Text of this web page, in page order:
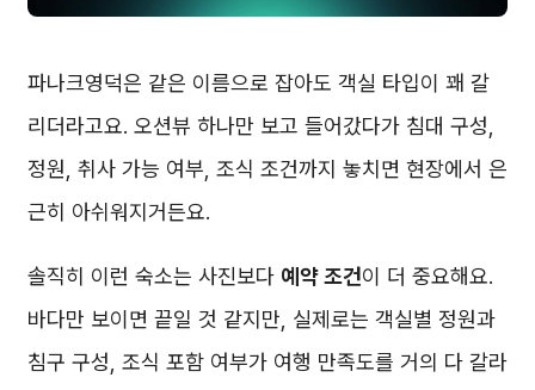
파나크영덕은 같은 이름으로 잡아도 객실 타입이 꽤 갈
리더라고요. 오션뷰 하나만 보고 들어갔다가 침대 구성,
정원, 취사 가능 여부, 조식 조건까지 놓치면 현장에서 은
근히 아쉬워지거든요.
솔직히 이런 숙소는 사진보다 예약 조건이 더 중요해요.
바다만 보이면 끝일 것 같지만, 실제로는 객실별 정원과
침구 구성, 조식 포함 여부가 여행 만족도를 거의 다 갈라